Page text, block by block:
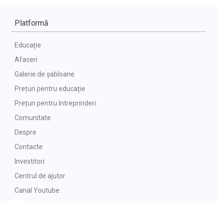
Platformă
Educație
Afaceri
Galerie de șabloane
Prețuri pentru educație
Prețuri pentru întreprinderi
Comunitate
Despre
Contacte
Investitori
Centrul de ajutor
Canal Youtube